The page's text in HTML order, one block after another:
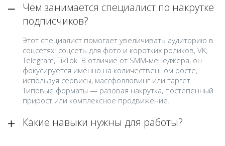
Чем занимается специалист по накрутке
подписчиков?
Этот специалист помогает увеличивать аудиторию в
соцсетях: соцсеть для фото и коротких роликов, VK,
Telegram, TikTok. В отличие от SMM-менеджера, он
фокусируется именно на количественном росте,
используя сервисы, массфолловинг или таргет.
Типовые форматы — разовая накрутка, постепенный
прирост или комплексное продвижение.
Какие навыки нужны для работы?